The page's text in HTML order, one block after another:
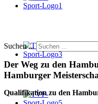
Suchen ...
Der Weg zu den
Hamburger
Qualifikation zu den